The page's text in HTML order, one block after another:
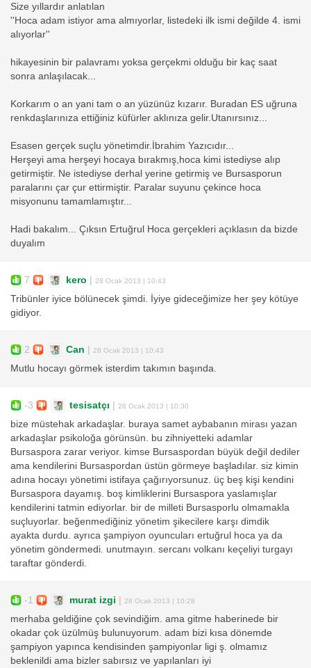
Size yıllardır anlatılan
''Hoca adam istiyor ama almıyorlar, listedeki ilk ismi değilde 4. ismi
alıyorlar''
hikayesinin bir palavramı yoksa gerçekmi olduğu bir kaç saat
sonra anlaşılacak...
Korkarım o an yani tam o an yüzünüz kızarır. Buradan ES uğruna
renkdaşlarınıza ettiğiniz küfürler aklınıza gelir.Utanırsınız...
Esasen gerçek suçlu yönetimdir.İbrahim Yazıcıdır...
Herşeyi ama herşeyi hocaya bırakmış,hoca kimi istediyse alıp
getirmiştir. Ne istediyse derhal yerine getirmiş ve Bursasporun
paralarını çar çur ettirmiştir. Paralar suyunu çekince hoca
misyonunu tamamlamıştır...
Hadi bakalım... Çıksın Ertuğrul Hoca gerçekleri açıklasın da bizde
duyalım
7 kero | 28 Ocak 2013 | 10:43
Tribünler iyice bölünecek şimdi. İyiye gideceğimize her şey kötüye
gidiyor.
2 Can | 28 Ocak 2013 | 10:43
Mutlu hocayı görmek isterdim takımın başında.
-3 tesisatçı | 28 Ocak 2013 | 10:30
bize müstehak arkadaşlar. buraya samet aybabanın mirası yazan
arkadaşlar psikoloğa görünsün. bu zihniyetteki adamlar
Bursaspora zarar veriyor. kimse Bursaspordan büyük değil dediler
ama kendilerini Bursaspordan üstün görmeye başladılar. siz kimin
adına hocayı yönetimi istifaya çağırıyorsunuz. üç beş kişi kendini
Bursaspora dayamış. boş kimliklerini Bursaspora yaslamışlar
kendilerini tatmin ediyorlar. bir de milleti Bursasporlu olmamakla
suçluyorlar. beğenmediğiniz yönetim şikecilere karşı dimdik
ayakta durdu. ayrıca şampiyon oyuncuları ertuğrul hoca ya da
yönetim göndermedi. unutmayın. sercanı volkanı keçeliyi turgayı
taraftar gönderdi.
-1 murat izgi | 28 Ocak 2013 | 10:28
merhaba geldiğine çok sevindiğim. ama gitme haberinede bir
okadar çok üzülmüş bulunuyorum. adam bizi kısa dönemde
şampiyon yapınca kendisinden şampiyonlar ligi ş. olmamız
beklenildi ama bizler sabırsız ve yapılanları iyi